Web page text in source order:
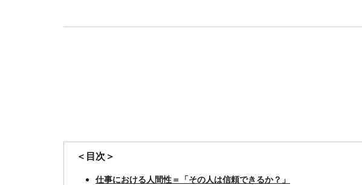
＜目次＞
仕事における人間性＝「その人は信頼できるか？」